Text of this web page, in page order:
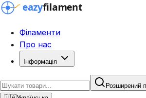
Філаменти
Про нас
Інформація
Розширений